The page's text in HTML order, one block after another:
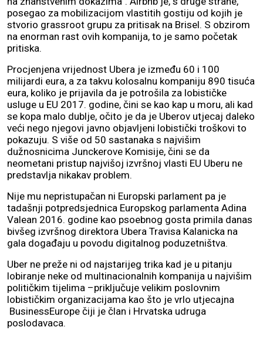
posegao za mobilizacijom vlastitih gostiju od kojih je
stvorio grassroot grupu za pritisak na Brisel. S obzirom
na enorman rast ovih kompanija, to je samo početak
pritiska.
Procjenjena vrijednost Ubera je između 60 i 100
milijardi eura, a za takvu kolosalnu kompaniju 890 tisuća
eura, koliko je prijavila da je potrošila za lobističke
usluge u EU 2017. godine, čini se kao kap u moru, ali kad
se kopa malo dublje, očito je da je Uberov utjecaj daleko
veći nego njegovi javno objavljeni lobistički troškovi to
pokazuju. S više od 50 sastanaka s najvišim
dužnosnicima Junckerove Komisije, čini se da
neometani pristup najvišoj izvršnoj vlasti EU Uberu ne
predstavlja nikakav problem.
Nije mu nepristupačan ni Europski parlament pa je
tadašnji potpredsjednica Europskog parlamenta Adina
Valean 2016. godine kao psoebnog gosta primila danas
bivšeg izvršnog direktora Ubera Travisa Kalanicka na
gala događaju u povodu digitalnog poduzetništva.
Uber ne preže ni od najstarijeg trika kad je u pitanju
lobiranje neke od multinacionalnih kompanija u najvišim
političkim tijelima –priključuje velikim poslovnim
lobističkim organizacijama kao što je vrlo utjecajna
BusinessEurope čiji je član i Hrvatska udruga
poslodavaca.